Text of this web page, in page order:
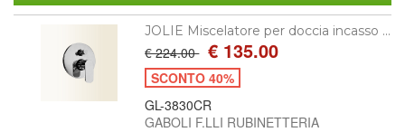
JOLIE Miscelatore per doccia incasso ...
€ 224.00 € 135.00
SCONTO 40%
GL-3830CR
GABOLI F.LLI RUBINETTERIA